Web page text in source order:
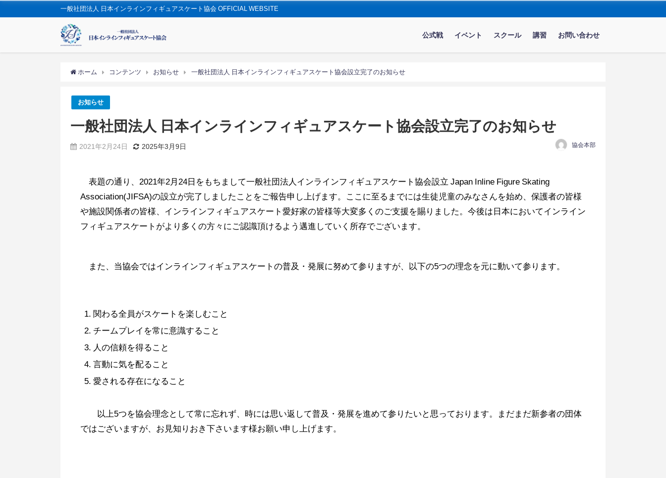
一般社団法人 日本インラインフィギュアスケート協会 OFFICIAL WEBSITE
公式戦 イベント スクール 講習 お問い合わせ
ホーム コンテンツ お知らせ 一般社団法人 日本インラインフィギュアスケート協会設立完了のお知らせ
お知らせ
一般社団法人 日本インラインフィギュアスケート協会設立完了のお知らせ
2021年2月24日 2025年3月9日 協会本部
表題の通り、2021年2月24日をもちまして一般社団法人インラインフィギュアスケート協会設立 Japan Inline Figure Skating
Association(JIFSA)の設立が完了しましたことをご報告申し上げます。ここに至るまでには生徒児童のみなさんを始め、保護者の皆様
や施設関係者の皆様、インラインフィギュアスケート愛好家の皆様等大変多くのご支援を賜りました。今後は日本においてインライン
フィギュアスケートがより多くの方々にご認識頂けるよう邁進していく所存でございます。
また、当協会ではインラインフィギュアスケートの普及・発展に努めて参りますが、以下の5つの理念を元に動いて参ります。
関わる全員がスケートを楽しむこと
チームプレイを常に意識すること
人の信頼を得ること
言動に気を配ること
愛される存在になること
以上5つを協会理念として常に忘れず、時には思い返して普及・発展を進めて参りたいと思っております。まだまだ新参者の団体
ではございますが、お見知りおき下さいます様お願い申し上げます。